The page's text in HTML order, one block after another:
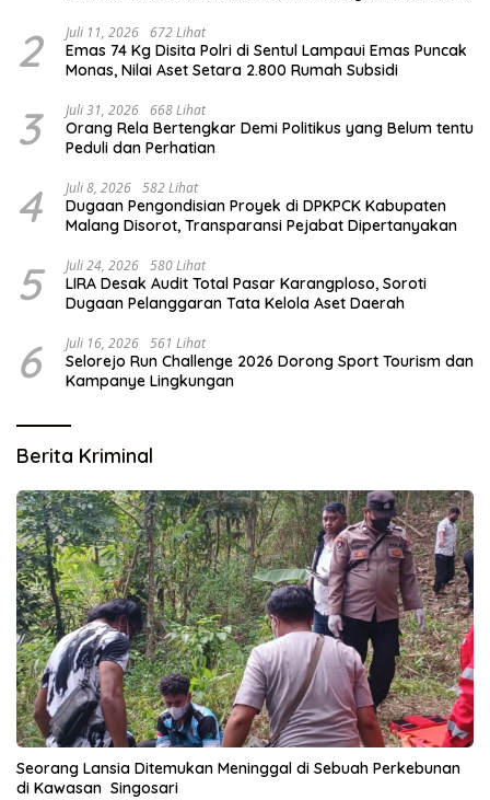
2 Juli 11, 2026 672 Lihat
Emas 74 Kg Disita Polri di Sentul Lampaui Emas Puncak
Monas, Nilai Aset Setara 2.800 Rumah Subsidi
3 Juli 31, 2026 668 Lihat
Orang Rela Bertengkar Demi Politikus yang Belum tentu
Peduli dan Perhatian
4 Juli 8, 2026 582 Lihat
Dugaan Pengondisian Proyek di DPKPCK Kabupaten
Malang Disorot, Transparansi Pejabat Dipertanyakan
5 Juli 24, 2026 580 Lihat
LIRA Desak Audit Total Pasar Karangploso, Soroti
Dugaan Pelanggaran Tata Kelola Aset Daerah
6 Juli 16, 2026 561 Lihat
Selorejo Run Challenge 2026 Dorong Sport Tourism dan
Kampanye Lingkungan
Berita Kriminal
Seorang Lansia Ditemukan Meninggal di Sebuah Perkebunan
di Kawasan Singosari